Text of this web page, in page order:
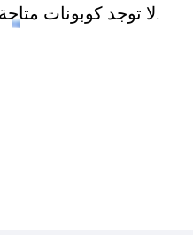
لا توجد كوبونات متاحة لـهذا المتجر حاليًا.